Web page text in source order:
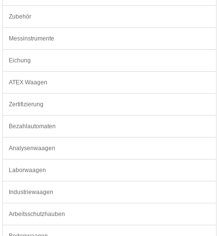
Zubehör
Messinstrumente
Eichung
ATEX Waagen
Zertifizierung
Bezahlautomaten
Analysenwaagen
Laborwaagen
Industriewaagen
Arbeitsschutzhauben